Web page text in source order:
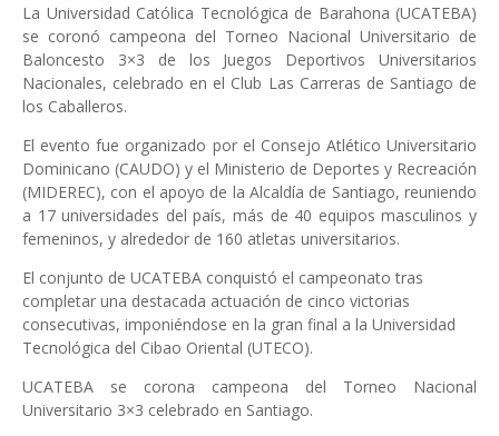
La Universidad Católica Tecnológica de Barahona (UCATEBA)
se coronó campeona del Torneo Nacional Universitario de
Baloncesto 3×3 de los Juegos Deportivos Universitarios
Nacionales, celebrado en el Club Las Carreras de Santiago de
los Caballeros.
El evento fue organizado por el Consejo Atlético Universitario
Dominicano (CAUDO) y el Ministerio de Deportes y Recreación
(MIDEREC), con el apoyo de la Alcaldía de Santiago, reuniendo
a 17 universidades del país, más de 40 equipos masculinos y
femeninos, y alrededor de 160 atletas universitarios.
El conjunto de UCATEBA conquistó el campeonato tras
completar una destacada actuación de cinco victorias
consecutivas, imponiéndose en la gran final a la Universidad
Tecnológica del Cibao Oriental (UTECO).
UCATEBA se corona campeona del Torneo Nacional
Universitario 3×3 celebrado en Santiago.